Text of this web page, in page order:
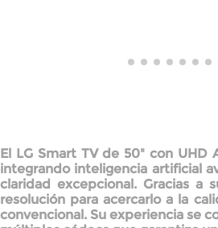
El LG Smart TV de 50" con UHD
integrando inteligencia artificial
claridad excepcional. Gracias a
resolución para acercarlo a la
convencional. Su experiencia se